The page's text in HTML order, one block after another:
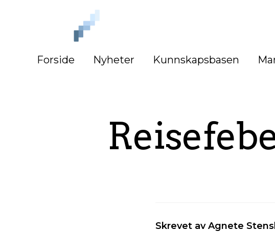
Nord
Norge
Forside Nyheter Kunnskapsbasen
Skrevet av Agnete